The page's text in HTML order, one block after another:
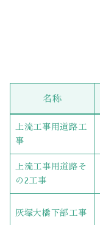
名称
上流工事用道路工
事
上流工事用道路そ
の2工事
灰塚大橋下部工事